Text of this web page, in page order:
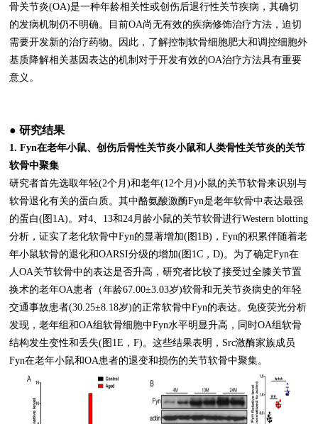
骨关节炎(OA)是一种年龄相关性或创伤后退行性关节疾病，其确切
的发病机制仍不明确。目前OA尚无有效的疾病修饰治疗方法，迫切
需要开发新的治疗药物。因此，了解控制软骨细胞肥大和调控细胞外
基质降解相关基因表达的机制对于开发有效的OA治疗方法具有重要
意义。
● 研究结果
1. Fyn在老年小鼠、创伤后骨性关节炎小鼠和人类骨性关节炎的关节
软骨中聚集
研究者首先选取年轻(2个月)和老年(12个月)小鼠的关节软骨来识别与
软骨退化有关的蛋白质。其中酪氨酸激酶Fyn是老年软骨中表达最强
的蛋白(图1A)。对4、13和24月龄小鼠的关节软骨进行Western blotting
分析，证实了老化软骨中Fyn的显著增加(图1B)，Fyn的积累伴随着老
年小鼠软骨的退化和OARSI分级的增加(图1C，D)。为了确定Fyn在
人OA关节软骨中的表达是否升高，研究者比较了接受过全膝关节置
换术的老年OA患者（年龄67.00±3.03岁)软骨和无关节炎病史的年轻
交通事故患者(30.25±8.18岁)的正常软骨中Fyn的表达。免疫荧光分析
发现，老年组和OA组软骨细胞中Fyn水平明显升高，同时OA组软骨
结构发生变性和丢失(图1E，F)。这些结果表明，Src激酶家族成员
Fyn在老年小鼠和OA患者的退变和损伤的关节软骨中聚集。